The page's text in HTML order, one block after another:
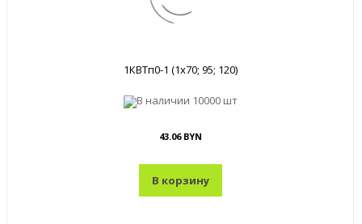
1КВТп0-1 (1x70; 95; 120)
В наличии 10000 шт
43.06 BYN
В корзину